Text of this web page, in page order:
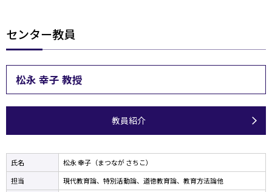
センター教員
松永 幸子 教授
教員紹介
氏名
松永 幸子（まつなが さちこ）
担当
現代教育論、特別活動論、道徳教育論、教育方法論他